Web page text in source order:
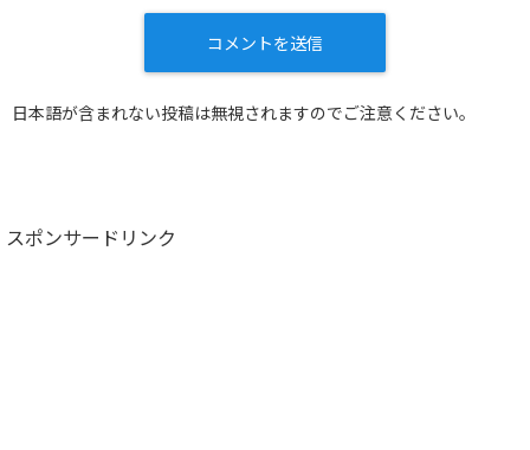
日本語が含まれない投稿は無視されますのでご注意ください。
スポンサードリンク